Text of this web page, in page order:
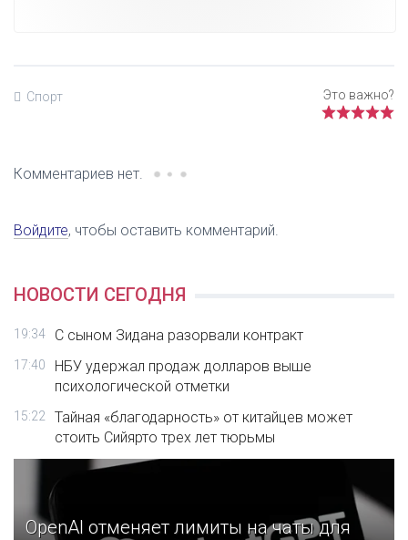
Спорт
Комментариев нет.
Войдите, чтобы оставить комментарий.
НОВОСТИ СЕГОДНЯ
19:34 С сыном Зидана разорвали контракт
17:40
НБУ удержал продаж долларов выше
психологической отметки
15:22
Тайная «благодарность» от китайцев может
стоить Сийярто трех лет тюрьмы
OpenAI отменяет лимиты на чаты для